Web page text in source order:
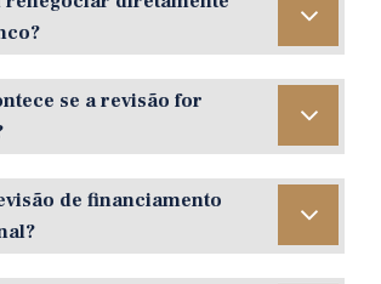
se a revisão for
de financiamento